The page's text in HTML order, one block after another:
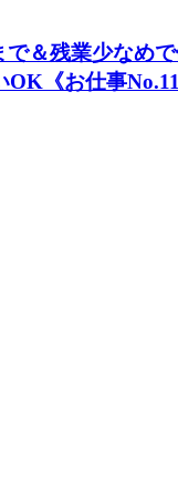
＆残業少なめ
《お仕事